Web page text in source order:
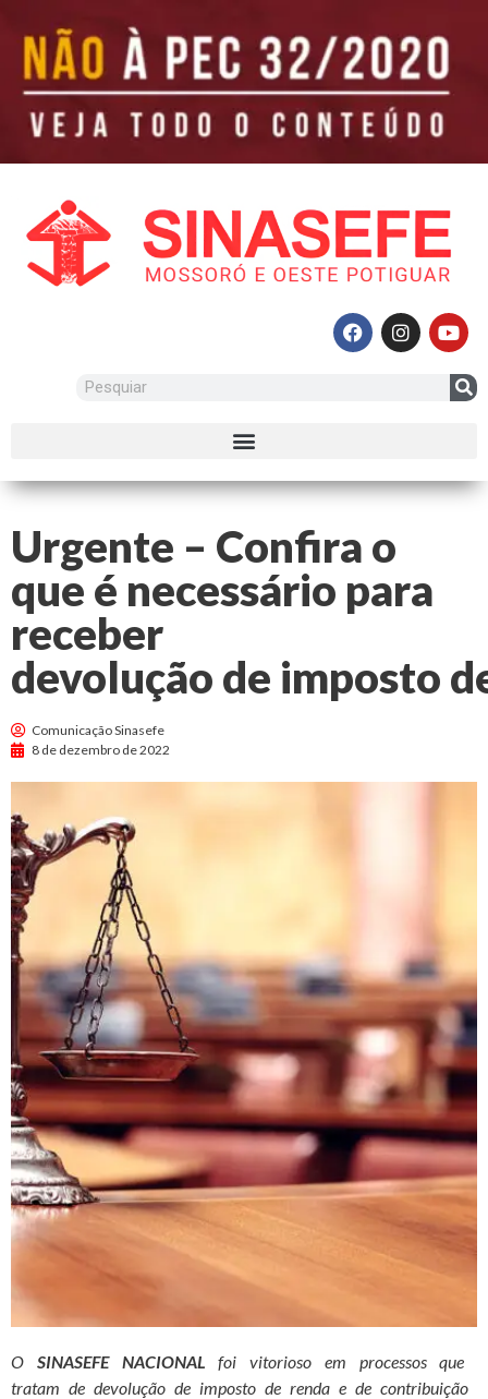
Urgente – Confira o
que é necessário para
receber
devolução de imposto
Comunicação Sinasefe
8 de dezembro de 2022
O SINASEFE NACIONALfoi vitorioso em processos que
tratam de devolução de imposto de renda e de contribuição